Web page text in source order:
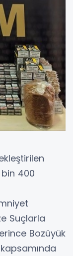
400
Suçlarla
Bozüyük